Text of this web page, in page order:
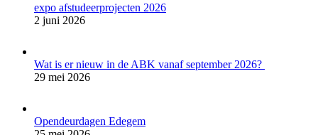
expo afstudeerprojecten 2026
2 juni 2026
Wat is er nieuw in de ABK vanaf september 2026?
29 mei 2026
Opendeurdagen Edegem